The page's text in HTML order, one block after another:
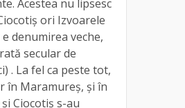
Acestea nu lipsesc
ori Izvoarele
denumirea veche,
secular de
. La fel ca peste tot,
în Maramureș, și în
Ciocotiș s-au